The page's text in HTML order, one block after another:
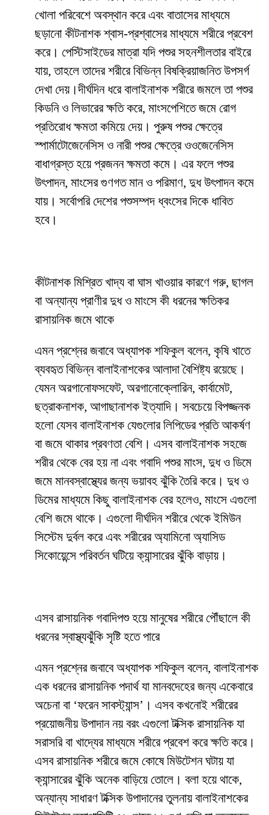
খোলা পরিবেশে অবস্থান করে এবং বাতাসের মাধ্যমে
ছড়ানো কীটনাশক শ্বাস-প্রশ্বাসের মাধ্যমে শরীরে প্রবেশ
করে। পেস্টিসাইডের মাত্রা যদি পশুর সহনশীলতার বাইরে
যায়, তাহলে তাদের শরীরে বিভিন্ন বিষক্রিয়াজনিত উপসর্গ
দেখা দেয়।দীর্ঘদিন ধরে বালাইনাশক শরীরে জমলে তা পশুর
কিডনি ও লিভারের ক্ষতি করে, মাংসপেশিতে জমে রোগ
প্রতিরোধ ক্ষমতা কমিয়ে দেয়। পুরুষ পশুর ক্ষেত্রে
স্পার্মাটোজেনেসিস ও নারী পশুর ক্ষেত্রে ওওজেনেসিস
বাধাগ্রস্ত হয়ে প্রজনন ক্ষমতা কমে। এর ফলে পশুর
উৎপাদন, মাংসের গুণগত মান ও পরিমাণ, দুধ উৎপাদন কমে
যায়। সর্বোপরি দেশের পশুসম্পদ ধ্বংসের দিকে ধাবিত
হবে।
কীটনাশক মিশ্রিত খাদ্য বা ঘাস খাওয়ার কারণে গরু, ছাগল
বা অন্যান্য প্রাণীর দুধ ও মাংসে কী ধরনের ক্ষতিকর
রাসায়নিক জমে থাকে
এমন প্রশ্নের জবাবে অধ্যাপক শফিকুল বলেন, কৃষি খাতে
ব্যবহৃত বিভিন্ন বালাইনাশকের আলাদা বৈশিষ্ট্য রয়েছে।
যেমন অরগানোফসফেট, অরগানোক্লোরিন, কার্বামেট,
ছত্রাকনাশক, আগাছানাশক ইত্যাদি। সবচেয়ে বিপজ্জনক
হলো যেসব বালাইনাশক যেগুলোর লিপিডের প্রতি আকর্ষণ
বা জমে থাকার প্রবণতা বেশি। এসব বালাইনাশক সহজে
শরীর থেকে বের হয় না এবং গবাদি পশুর মাংস, দুধ ও ডিমে
জমে মানবস্বাস্থ্যের জন্য ভয়াবহ ঝুঁকি তৈরি করে। দুধ ও
ডিমের মাধ্যমে কিছু বালাইনাশক বের হলেও, মাংসে এগুলো
বেশি জমে থাকে। এগুলো দীর্ঘদিন শরীরে থেকে ইমিউন
সিস্টেম দুর্বল করে এবং শরীরের অ্যামিনো অ্যাসিড
সিকোয়েন্সে পরিবর্তন ঘটিয়ে ক্যান্সারের ঝুঁকি বাড়ায়।
এসব রাসায়নিক গবাদিপশু হয়ে মানুষের শরীরে পৌঁছালে কী
ধরনের স্বাস্থ্যঝুঁকি সৃষ্টি হতে পারে
এমন প্রশ্নের জবাবে অধ্যাপক শফিকুল বলেন, বালাইনাশক
এক ধরনের রাসায়নিক পদার্থ যা মানবদেহের জন্য একেবারে
অচেনা বা ‘ফরেন সাবস্ট্যান্স’। এসব কখনোই শরীরের
প্রয়োজনীয় উপাদান নয় বরং এগুলো টক্সিক রাসায়নিক যা
সরাসরি বা খাদ্যের মাধ্যমে শরীরে প্রবেশ করে ক্ষতি করে।
এসব রাসায়নিক শরীরে জমে কোষে মিউটেশন ঘটায় যা
ক্যান্সারের ঝুঁকি অনেক বাড়িয়ে তোলে। বলা হয়ে থাকে,
অন্যান্য সাধারণ টক্সিক উপাদানের তুলনায় বালাইনাশকের